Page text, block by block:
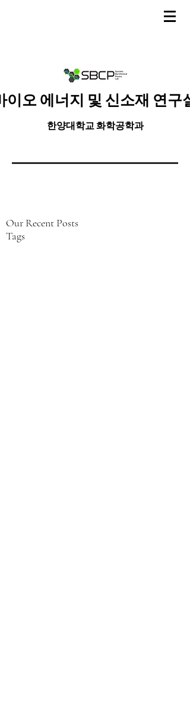
이오 에너지 및 신소재 연구실
한양대학교 화학공학과
Our Recent Posts
Tags